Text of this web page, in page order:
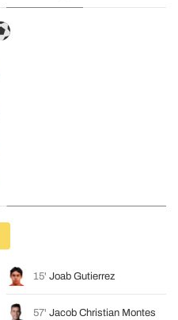
15' Joab Gutierrez
57' Jacob Christian Montes